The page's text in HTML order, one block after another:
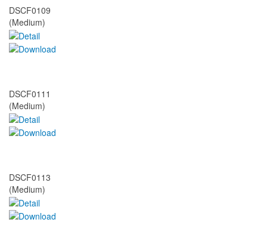
DSCF0109
(Medium)
DSCF0111
(Medium)
DSCF0113
(Medium)